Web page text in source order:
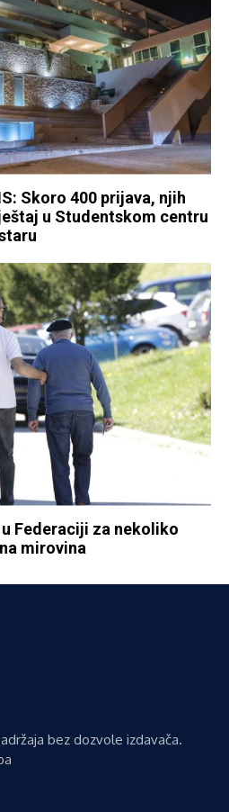
Skoro 400 prijava, njih
u Studentskom centru
Federaciji za nekoliko
mirovina
bez dozvole izdavača.